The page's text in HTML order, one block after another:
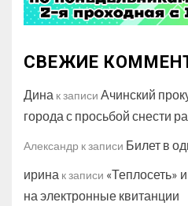
СВЕЖИЕ
Дина к записи Ачинский
города с просьбой снести
Александр к записи Билет в
ирина к записи «Теплосеть»
на электронные квитанции